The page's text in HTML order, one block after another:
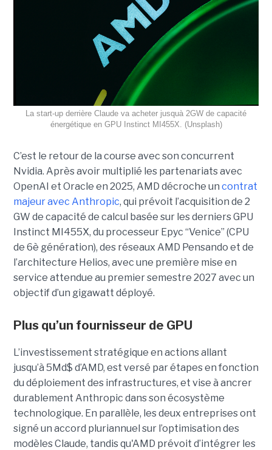
La start-up derrière Claude va acheter jusquà 2GW de capacité
énergétique en GPU Instinct MI455X. (Unsplash)
C’est le retour de la course avec son concurrent
Nvidia. Après avoir multiplié les partenariats avec
OpenAI et Oracle en 2025, AMD décroche un contrat
majeur avec Anthropic, qui prévoit l’acquisition de 2
GW de capacité de calcul basée sur les derniers GPU
Instinct MI455X, du processeur Epyc “Venice” (CPU
de 6è génération), des réseaux AMD Pensando et de
l’architecture Helios, avec une première mise en
service attendue au premier semestre 2027 avec un
objectif d’un gigawatt déployé.
Plus qu’un fournisseur de GPU
L’investissement stratégique en actions allant
jusqu’à 5Md$ d’AMD, est versé par étapes en fonction
du déploiement des infrastructures, et vise à ancrer
durablement Anthropic dans son écosystème
technologique. En parallèle, les deux entreprises ont
signé un accord pluriannuel sur l’optimisation des
modèles Claude, tandis qu'AMD prévoit d’intégrer les